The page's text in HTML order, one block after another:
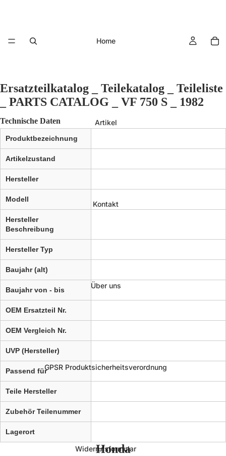
Home
Artikel
Kontakt
Über uns
GPSR Produktsicherheitsverordnung
Widerrufsformular
Ersatzteilkatalog _ Teilekatalog _ Teileliste
_ PARTS CATALOG _ VF 750 S _ 1982
Technische Daten
Produktbezeichnung
Artikelzustand
Hersteller
Modell
Hersteller
Beschreibung
Hersteller Typ
Baujahr (alt)
Baujahr von - bis
OEM Ersatzteil Nr.
OEM Vergleich Nr.
UVP (Hersteller)
Passend für
Teile Hersteller
Zubehör Teilenummer
Lagerort
Honda